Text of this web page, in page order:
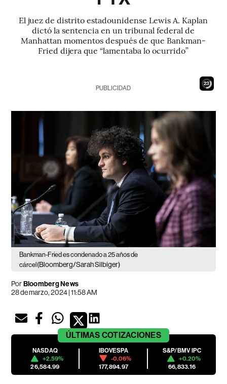
El juez de distrito estadounidense Lewis A. Kaplan
dictó la sentencia en un tribunal federal de
Manhattan momentos después de que Bankman-
Fried dijera que “lamentaba lo ocurrido”
21
PUBLICIDAD
Bankman-Fried es condenado a 25 años de
cárcel (Bloomberg/Sarah Silbiger)
PorBloomberg News
28 de marzo, 2024 | 11:58 AM
ÚLTIMAS COTIZACIONES
NASDAQ
+2.59%
26,584.99
IBOVESPA
-0.06%
177,894.97
S&P/BMV IPC
+0.20%
66,833.16